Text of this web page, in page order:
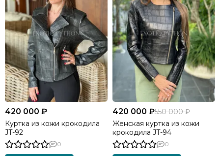
420 000 ₽
Куртка из кожи крокодила
JT-92
0
420 000 ₽550 000 ₽
Женская куртка из кожи
крокодила JT-94
0